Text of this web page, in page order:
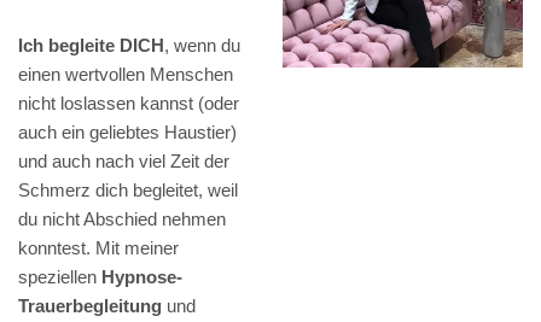
Ich begleite DICH, wenn du
einen wertvollen Menschen
nicht loslassen kannst (oder
auch ein geliebtes Haustier)
und auch nach viel Zeit der
Schmerz dich begleitet, weil
du nicht Abschied nehmen
konntest. Mit meiner
speziellen Hypnose-
Trauerbegleitung und